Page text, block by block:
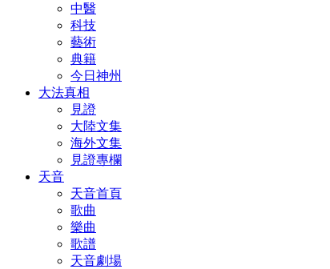
中醫
科技
藝術
典籍
今日神州
大法真相
見證
大陸文集
海外文集
見證專欄
天音
天音首頁
歌曲
樂曲
歌譜
天音劇場